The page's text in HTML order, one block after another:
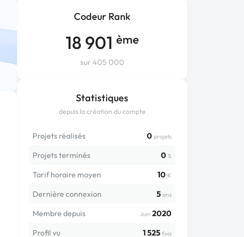
Codeur Rank
18 901 ème
sur 405 000
Statistiques
depuis la création du compte
Projets réalisés 0 projets
Projets terminés 0 %
Tarif horaire moyen 10 €
Dernière connexion 5 ans
Membre depuis Juin 2020
Profil vu
1 525 fois